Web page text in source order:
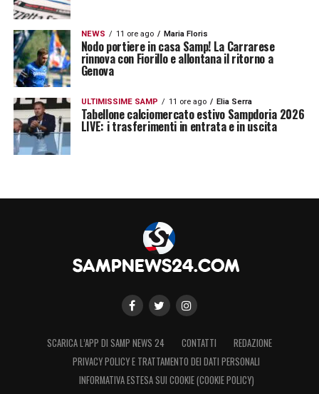
NEWS 11 ore ago Maria Floris
Nodo portiere in casa Samp! La Carrarese
rinnova con Fiorillo e allontana il ritorno a
Genova
ULTIMISSIME SAMP 11 ore ago Elia Serra
Tabellone calciomercato estivo Sampdoria 2026
LIVE: i trasferimenti in entrata e in uscita
SCARICA L’APP DI SAMP NEWS 24 CONTATTI
REDAZIONE
PRIVACY POLICY E TRATTAMENTO DEI DATI PERSONALI
INFORMATIVA ESTESA SUI COOKIE (COOKIE POLICY)